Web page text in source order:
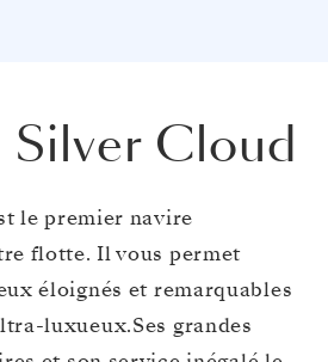
Silver Cloud
le premier navire
flotte. Il vous permet
éloignés et remarquables
luxueux.Ses grandes